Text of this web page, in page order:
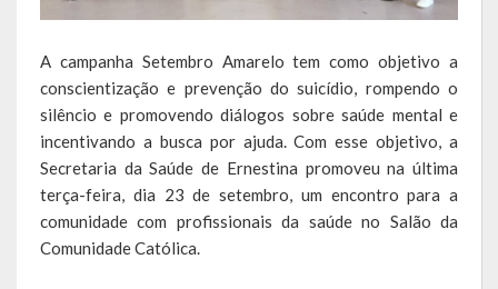
Sala Multidisciplinar Saber Mais
Escola Municipal de Educação Infantil Dr. Orlando Rojas
Escola Municipal De Ensino Fundamental Educarte
Escola Municipal De Ensino Fundamental João Alfredo Sachser
Escola Municipal De Ensino Fundamental Osvaldo Cruz
A campanha Setembro Amarelo tem como objetivo a
conscientização e prevenção do suicídio, rompendo o
silêncio e promovendo diálogos sobre saúde mental e
incentivando a busca por ajuda. Com esse objetivo, a
Secretaria da Saúde de Ernestina promoveu na última
terça-feira, dia 23 de setembro, um encontro para a
comunidade com profissionais da saúde no Salão da
Comunidade Católica.